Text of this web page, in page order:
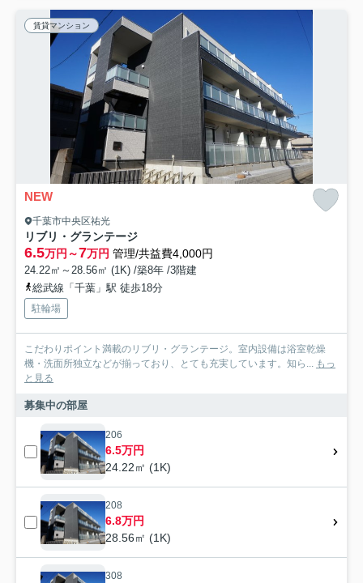
賃貸マンション
NEW
千葉市中央区祐光
リブリ・グランテージ
6.5万円～7万円 管理/共益費4,000円
24.22㎡～28.56㎡ (1K) /築8年 /3階建
総武線「千葉」駅 徒歩18分
駐輪場
こだわりポイント満載のリブリ・グランテージ。室内設備は浴室乾燥
機・洗面所独立などが揃っており、とても充実しています。知ら... もっ
と見る
募集中の部屋
206
6.5万円
24.22㎡ (1K)
208
6.8万円
28.56㎡ (1K)
308